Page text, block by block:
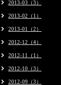
2013-03（3）
2013-02（1）
2013-01（2）
2012-12（4）
2012-11（1）
2012-10（3）
2012-09（3）